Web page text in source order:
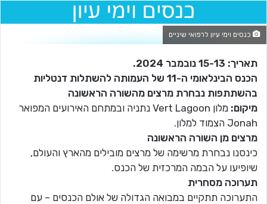
כנסים וימי עיון לרפואי שיניים
תאריך: 15-13 נובמבר 2024.
הכנס הבינלאומי ה-11 של העמותה להשתלות דנטליות
בהשתתפות נבחרת מרצים מהשורה הראשונה
מיקום:
מלון Vert Lagoon נתניה ובמתחם האירועים המפואר
Jonah הצמוד למלון.
מרצים מן השורה הראשונה
כינסנו נבחרת מרשימה של מרצים מובילים מהארץ והעולם,
שיופיעו על הבמה המרכזית של הכנס.
תערוכה מסחרית
התערוכה תתקיים במבואה הגדולה של אולם הכנסים – עם